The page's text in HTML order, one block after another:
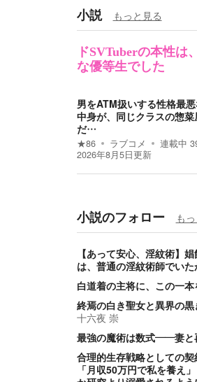
小説 もっと見る
ドSVTuberの本性は
な優等生でした
男をATM扱いする性格最
中身が、同じクラスの惣
だ…
★86 ラブコメ 連載中
2026年8月5日更新
小説のフォロー も
【あって安心、淫紋術】
は、普通の淫紋術師でい
白道着の主将に、この一本
終焉の白き聖女と異界の
十六夜 崇
最強の魔術は数式――妻と
合理的生存戦略としての
「月収50万円で私を養え